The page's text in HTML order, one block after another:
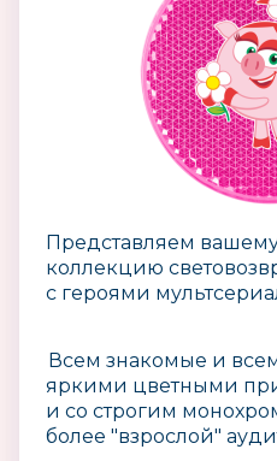
Представляем
коллекцию
с героями
Всем знакомые и
яркими цветными
и со строгим
более "взрослой"